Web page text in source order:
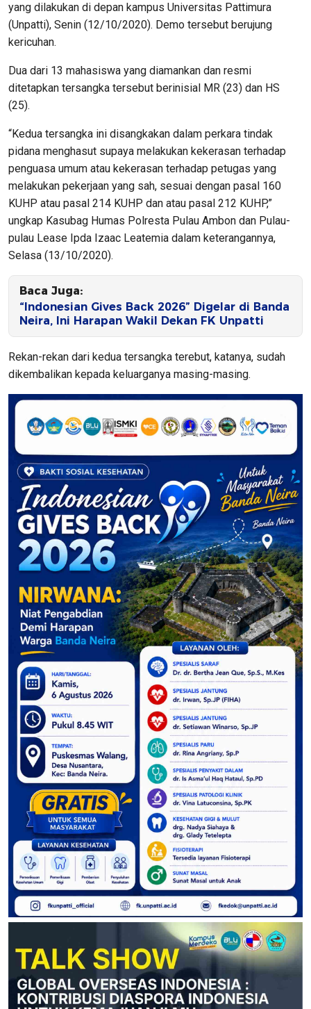
yang dilakukan di depan kampus Universitas Pattimura
(Unpatti), Senin (12/10/2020). Demo tersebut berujung
kericuhan.
Dua dari 13 mahasiswa yang diamankan dan resmi
ditetapkan tersangka tersebut berinisial MR (23) dan HS
(25).
“Kedua tersangka ini disangkakan dalam perkara tindak
pidana menghasut supaya melakukan kekerasan terhadap
penguasa umum atau kekerasan terhadap petugas yang
melakukan pekerjaan yang sah, sesuai dengan pasal 160
KUHP atau pasal 214 KUHP dan atau pasal 212 KUHP,”
ungkap Kasubag Humas Polresta Pulau Ambon dan Pulau-
pulau Lease Ipda Izaac Leatemia dalam keterangannya,
Selasa (13/10/2020).
Baca Juga:
“Indonesian Gives Back 2026” Digelar di Banda
Neira, Ini Harapan Wakil Dekan FK Unpatti
Rekan-rekan dari kedua tersangka terebut, katanya, sudah
dikembalikan kepada keluarganya masing-masing.